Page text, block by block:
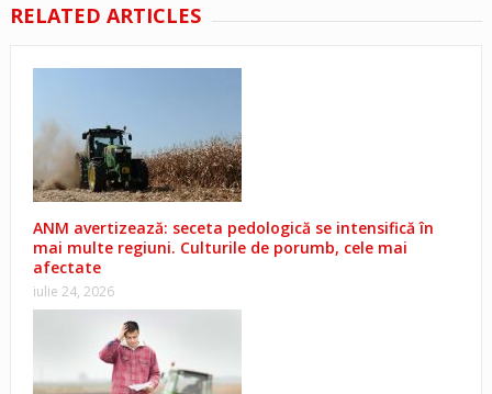
RELATED ARTICLES
ANM avertizează: seceta pedologică se intensifică în
mai multe regiuni. Culturile de porumb, cele mai
afectate
iulie 24, 2026